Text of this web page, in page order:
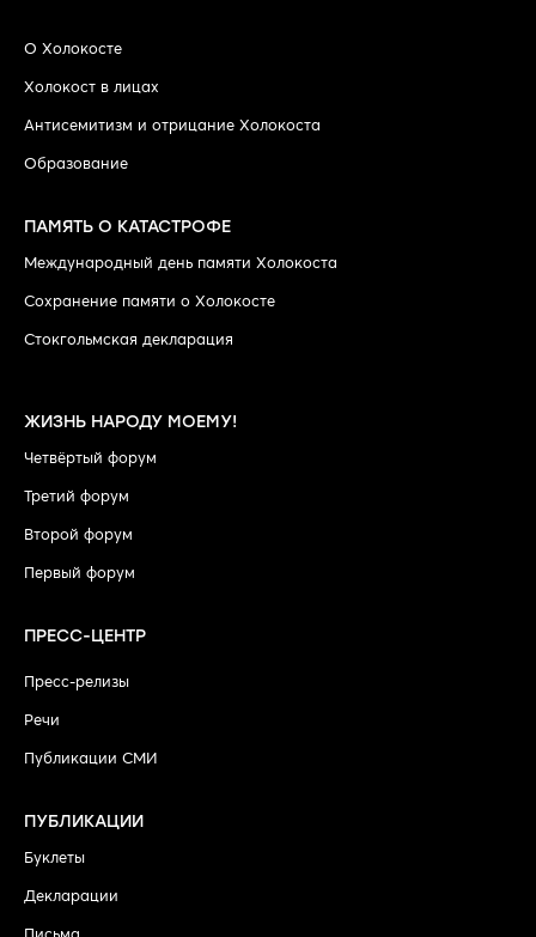
О Холокосте
Холокост в лицах
Антисемитизм и отрицание Холокоста
Образование
ПАМЯТЬ О КАТАСТРОФЕ
Международный день памяти Холокоста
Сохранение памяти о Холокосте
Стокгольмская декларация
ЖИЗНЬ НАРОДУ МОЕМУ!
Четвёртый форум
Третий форум
Второй форум
Первый форум
ПРЕСС-ЦЕНТР
Пресс-релизы
Речи
Публикации СМИ
ПУБЛИКАЦИИ
Буклеты
Декларации